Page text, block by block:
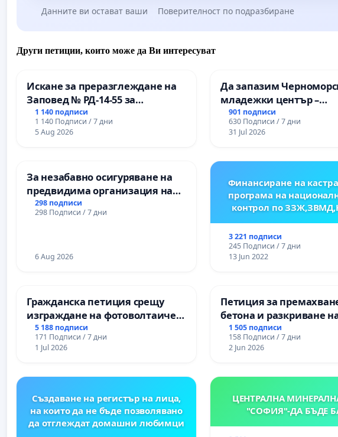
Данните ви остават ваши Поверителност по подразбиране
Други петиции, които може да Ви интересуват
Искане за преразглеждане на
Заповед № РД-14-55 за
вливането на
Професионалната гимназия по
промишлени технологии в
Пазарджик
1 140 подписи
1 140 Подписи / 7 дни
5 Aug 2026
Да запазим
младежки център –
пространство за
Варна
901 подписи
630 Подписи / 7 дни
31 Jul 2026
За незабавно осигуряване на
предвидима организация на
учебния процес и гарантиране
на правото на равнопоставено
Александър I“ и Хуманитарна
298 подписи
298 Подписи / 7 дни
6 Aug 2026
Финансиране на
програма на
контрол по
3 221 подписи
245 Подписи / 7 дни
13 Jun 2022
Гражданска петиция срещу
изграждане на фотоволтаичен
парк в с.Прибой, общ. Радомир
5 188 подписи
171 Подписи / 7 дни
1 Jul 2026
Петиция за
бетона и разкриване
античното сърце на
Могиланската могила
Враца
1 505 подписи
158 Подписи / 7 дни
2 Jun 2026
Създаване на регистър на лица,
на които да не бъде позволявано
да отглеждат домашни любимци
ЦЕНТРАЛНА
"СОФИЯ"-ДА БЪДЕ